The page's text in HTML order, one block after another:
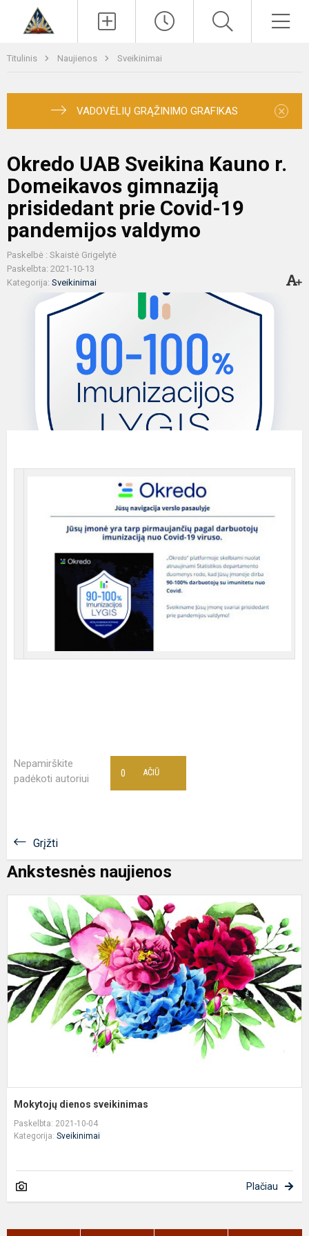
Titulinis Naujienos Sveikinimai
VADOVĖLIŲ GRĄŽINIMO GRAFIKAS ×
Okredo UAB Sveikina Kauno r.
Domeikavos gimnaziją
prisidedant prie Covid-19
pandemijos valdymo
Paskelbė : Skaistė Grigelytė
Paskelbta: 2021-10-13
Kategorija: Sveikinimai
Nepamirškite
padėkoti autoriui
AČIŪ
0
Grįžti
Ankstesnės naujienos
Mokytojų dienos sveikinimas
Paskelbta: 2021-10-04
Kategorija: Sveikinimai
Plačiau